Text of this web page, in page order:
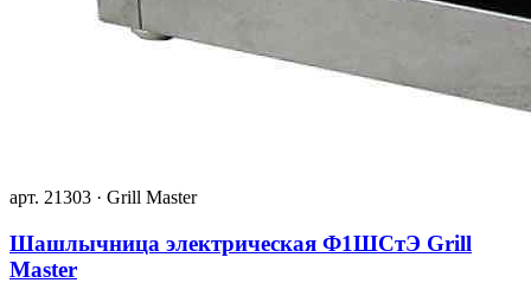
арт. 21303 · Grill Master
Шашлычница электрическая Ф1ШСтЭ Grill
Master